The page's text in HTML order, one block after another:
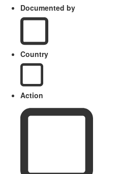
Documented by
Country
Action